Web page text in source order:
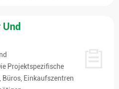
Projektspezifische
Einkaufszentren